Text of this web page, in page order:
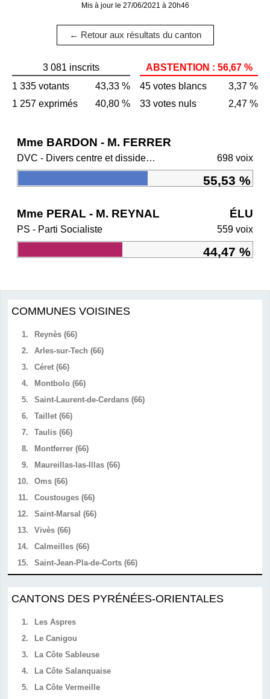
Mis à jour le 27/06/2021 à 20h46
← Retour aux résultats du canton
3 081 inscrits
1 335 votants
43,33 %
1 257 exprimés
40,80 %
ABSTENTION : 56,67 %
45 votes blancs
3,37 %
33 votes nuls
2,47 %
Mme BARDON - M. FERRER
DVC - Divers centre et dissidents Ensemble 698 voix
55,53 %
Mme PERAL - M. REYNAL ÉLU
PS - Parti Socialiste 559 voix
44,47 %
COMMUNES VOISINES
1.
Reynès (66)
2.
Arles-sur-Tech (66)
3.
Céret (66)
4.
Montbolo (66)
5.
Saint-Laurent-de-Cerdans (66)
6.
Taillet (66)
7.
Taulis (66)
8.
Montferrer (66)
9.
Maureillas-las-Illas (66)
10.
Oms (66)
11.
Coustouges (66)
12.
Saint-Marsal (66)
13.
Vivès (66)
14.
Calmeilles (66)
15.
Saint-Jean-Pla-de-Corts (66)
CANTONS DES PYRÉNÉES-ORIENTALES
1.
Les Aspres
2.
Le Canigou
3.
La Côte Sableuse
4.
La Côte Salanquaise
5.
La Côte Vermeille